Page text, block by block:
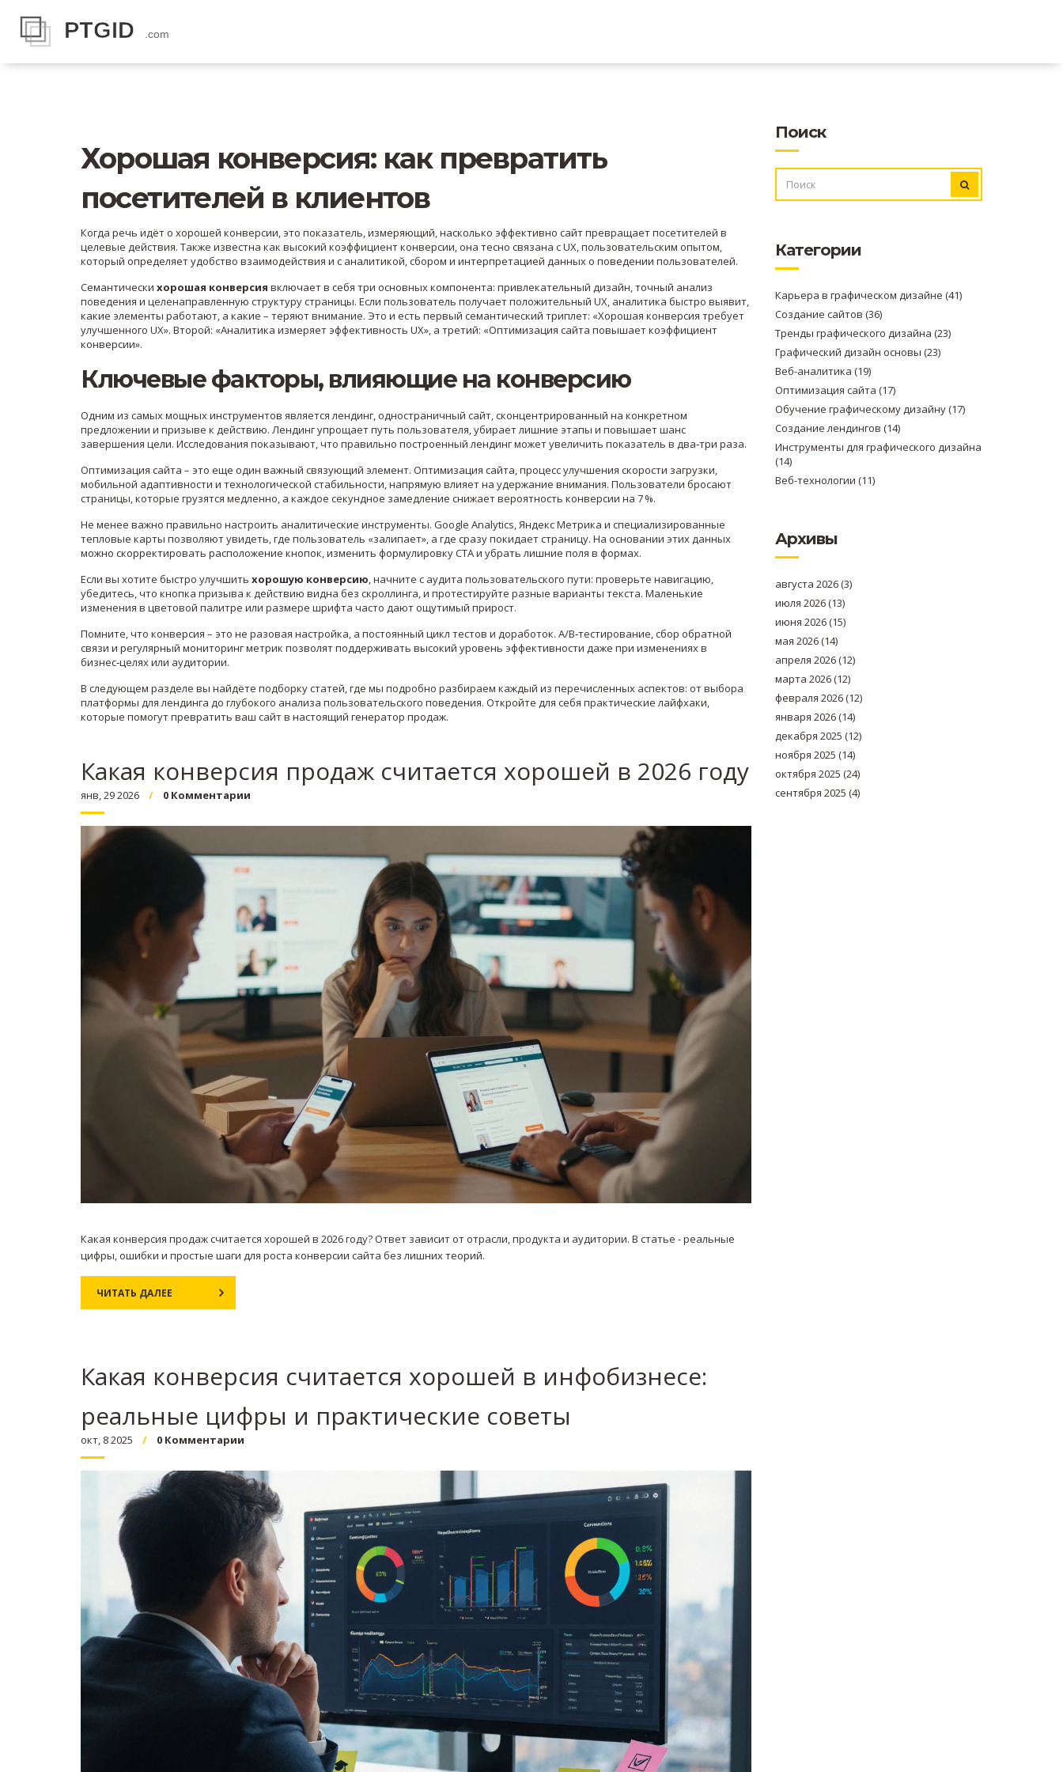
Хорошая конверсия: как превратить
посетителей в клиентов
Когда речь идёт о хорошей конверсии, это показатель, измеряющий, насколько эффективно сайт превращает посетителей в
целевые действия. Также известна как высокий коэффициент конверсии, она тесно связана сUX,пользовательским опытом,
который определяет удобство взаимодействия и с аналитикой,сбором и интерпретацией данных о поведении пользователей.
Семантически хорошая конверсия включает в себя три основных компонента: привлекательный дизайн, точный анализ
поведения и целенаправленную структуру страницы. Если пользователь получает положительный UX, аналитика быстро выявит,
какие элементы работают, а какие – теряют внимание. Это и есть первый семантический триплет: «Хорошая конверсия требует
улучшенного UX». Второй: «Аналитика измеряет эффективность UX», а третий: «Оптимизация сайта повышает коэффициент
конверсии».
Ключевые факторы, влияющие на конверсию
Одним из самых мощных инструментов являетсялендинг, одностраничный сайт, сконцентрированный на конкретном
предложении и призыве к действию. Лендинг упрощает путь пользователя, убирает лишние этапы и повышает шанс
завершения цели. Исследования показывают, что правильно построенный лендинг может увеличить показатель в два‑три раза.
Оптимизация сайта – это еще один важный связующий элемент. Оптимизация сайта,процесс улучшения скорости загрузки,
мобильной адаптивности и технологической стабильности, напрямую влияет на удержание внимания. Пользователи бросают
страницы, которые грузятся медленно, а каждое секундное замедление снижает вероятность конверсии на 7 %.
Не менее важно правильно настроить аналитические инструменты. Google Analytics, Яндекс Метрика и специализированные
тепловые карты позволяют увидеть, где пользователь «залипает», а где сразу покидает страницу. На основании этих данных
можно скорректировать расположение кнопок, изменить формулировку CTA и убрать лишние поля в формах.
Если вы хотите быстро улучшить хорошую конверсию, начните с аудита пользовательского пути: проверьте навигацию,
убедитесь, что кнопка призыва к действию видна без скроллинга, и протестируйте разные варианты текста. Маленькие
изменения в цветовой палитре или размере шрифта часто дают ощутимый прирост.
Помните, что конверсия – это не разовая настройка, а постоянный цикл тестов и доработок. A/B‑тестирование, сбор обратной
связи и регулярный мониторинг метрик позволят поддерживать высокий уровень эффективности даже при изменениях в
бизнес‑целях или аудитории.
В следующем разделе вы найдёте подборку статей, где мы подробно разбираем каждый из перечисленных аспектов: от выбора
платформы для лендинга до глубокого анализа пользовательского поведения. Откройте для себя практические лайфхаки,
которые помогут превратить ваш сайт в настоящий генератор продаж.
Какая конверсия продаж считается хорошей в 2026 году
янв, 29 2026 0 Комментарии
Какая конверсия продаж считается хорошей в 2026 году? Ответ зависит от отрасли, продукта и аудитории. В статье - реальные
цифры, ошибки и простые шаги для роста конверсии сайта без лишних теорий.
ЧИТАТЬ ДАЛЕЕ
Какая конверсия считается хорошей в инфобизнесе:
реальные цифры и практические советы
окт, 8 2025 0 Комментарии
Поиск
Категории
Карьера в графическом дизайне (41)
Создание сайтов (36)
Тренды графического дизайна (23)
Графический дизайн основы (23)
Веб-аналитика (19)
Оптимизация сайта (17)
Обучение графическому дизайну(17)
Создание лендингов (14)
Инструменты для графического дизайна
(14)
Веб-технологии (11)
Архивы
августа 2026(3)
июля 2026(13)
июня 2026(15)
мая 2026(14)
апреля 2026(12)
марта 2026(12)
февраля 2026(12)
января 2026(14)
декабря 2025 (12)
ноября 2025 (14)
октября 2025 (24)
сентября 2025 (4)